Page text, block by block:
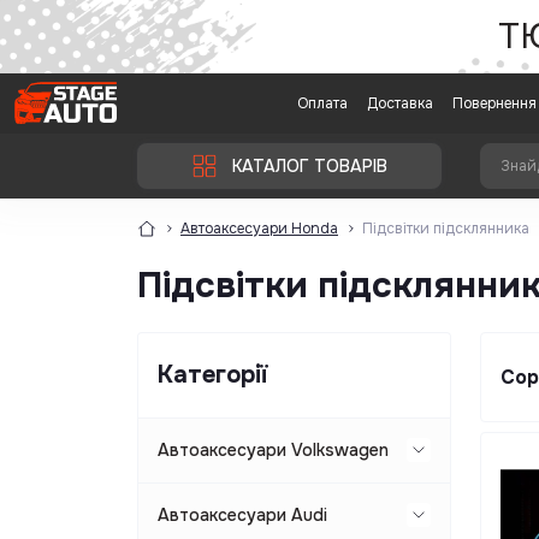
Оплата Доставка Повернення
КАТАЛОГ ТОВАРІВ
Автоаксесуари Honda Підсвітки підсклянника
Підсвітки
Категорії
Автоаксесуари Volkswagen
Ковпачки-заглушки в диски авто
Автоаксесуари Audi